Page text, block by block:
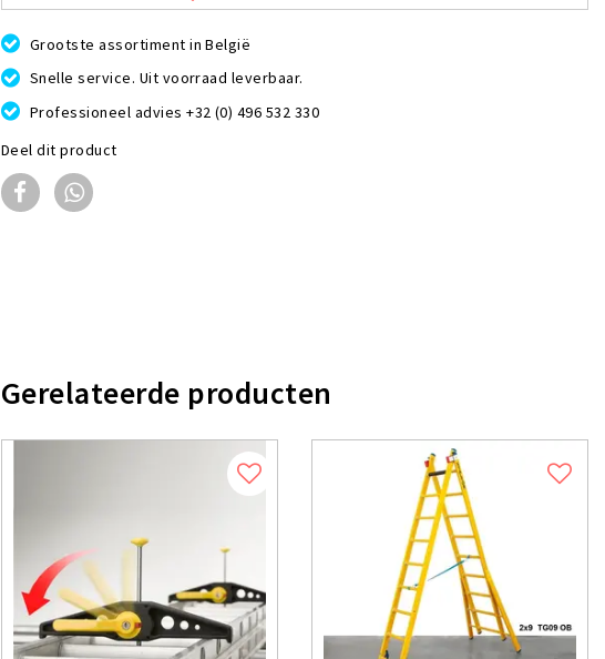
Grootste assortiment in België
Snelle service. Uit voorraad leverbaar.
Professioneel advies +32 (0) 496 532 330
Deel dit product
Gerelateerde producten